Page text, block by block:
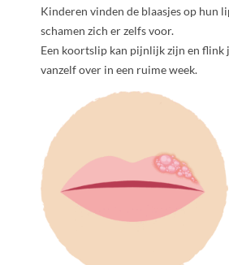
Kinderen vinden de blaasjes op hun
schamen zich er zelfs voor.
Een koortslip kan pijnlijk zijn en flink
vanzelf over in een ruime week.